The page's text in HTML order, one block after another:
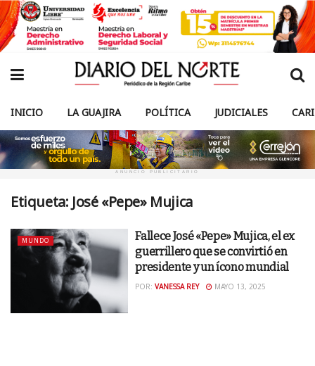
INICIO LA GUAJIRA POLÍTICA JUDICIALES
ANUNCIO PUBLICITARIO
Etiqueta: José «Pepe» Mujica
MUNDO
Fallece José «Pepe» Mujica, el ex
guerrillero que se convirtió en
presidente y un ícono mundial
POR: VANESSA REY MAYO 13, 2025